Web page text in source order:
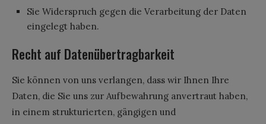
Sie Widerspruch gegen die Verarbeitung der Daten
eingelegt haben.
Recht auf Datenübertragbarkeit
Sie können von uns verlangen, dass wir Ihnen Ihre
Daten, die Sie uns zur Aufbewahrung anvertraut haben,
in einem strukturierten, gängigen und